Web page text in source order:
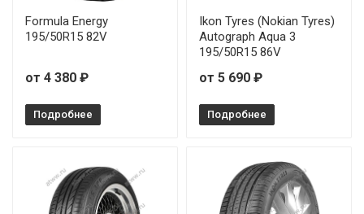
Formula Energy
195/50R15 82V
от 4 380 ₽
Подробнее
Ikon Tyres (Nokian Tyres)
Autograph Aqua 3
195/50R15 86V
от 5 690 ₽
Подробнее